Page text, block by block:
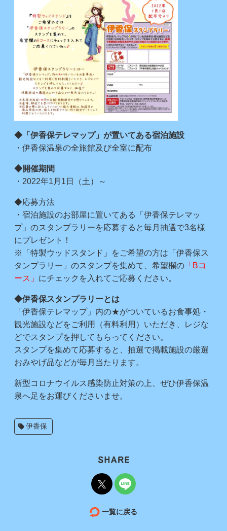
◆「伊香保テレマップ」が置いてある宿泊施設
・伊香保温泉の全旅館及び全室に配布
◆開催期間
・2022年1月1日（土）～
◆応募方法
・宿泊施設のお部屋に置いてある「伊香保テレマッ
プ」のスタンプラリーを応募すると毎月抽選で3名様
にプレゼント！
※「特製ウッドスタンド」をご希望の方は「伊香保ス
タンプラリー」のスタンプを集めて、希望欄の 「Bコ
ース」 にチェックを入れてご応募ください。
◆伊香保スタンプラリーとは
「伊香保テレマップ」内の★がついているお食事処・
観光施設などをご利用（有料利用）いただき、レジな
どでスタンプを押してもらってください。
スタンプを集めて応募すると、抽選で掲載施設の厳選
おみやげ品などが毎月当たります。
新型コロナウイルス感染防止対策の上、ぜひ伊香保温
泉へ足をお運びくださいませ。
伊香保
一覧に戻る